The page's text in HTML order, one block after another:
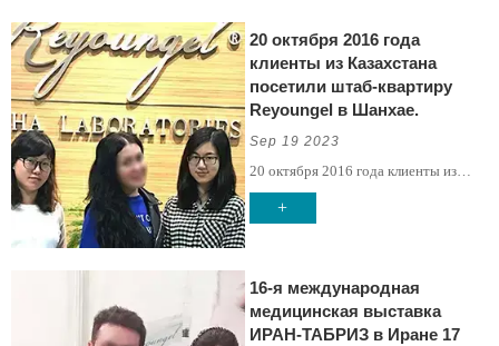
20 октября 2016 года
клиенты из Казахстана
посетили штаб-квартиру
Reyoungel в Шанхае.
Sep 19 2023
20 октября 2016 года клиенты из
Казахстана посетили штаб-квартиру
Reyoungel в Шанхае.
+
16-я международная
медицинская выставка
ИРАН-ТАБРИЗ в Иране 17